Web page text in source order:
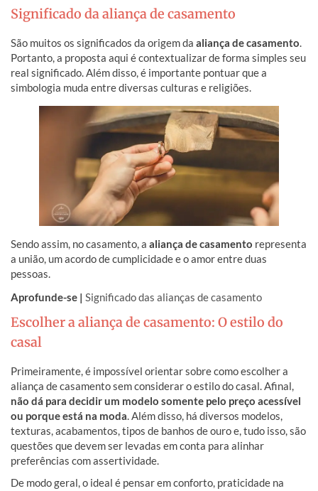
faça sentido para os dois.
cerimônia, ocorre a troca simbólica de mão,
representando a união oficial. A tradição vem da crença
na “vena amoris”, veia que ligaria esse dedo diretamente
ao coração.
O ideal é comprar com pelo menos três meses de
interna pedem ainda mais prazo. Comprar cedo evita
pressa, permite ajuste de tamanho com calma e garante
tempo hábil caso algum detalhe precise ser corrigido
Significado da aliança de casamento
São muitos os significados da origem da aliança de casamento.
Portanto, a proposta aqui é contextualizar de forma simples seu
real significado. Além disso, é importante pontuar que a
simbologia muda entre diversas culturas e religiões.
Sendo assim, no casamento, a aliança de casamento representa
a união, um acordo de cumplicidade e o amor entre duas
pessoas.
Aprofunde-se | Significado das alianças de casamento
Escolher a aliança de casamento: O estilo do
casal
Primeiramente, é impossível orientar sobre como escolher a
aliança de casamento sem considerar o estilo do casal. Afinal,
não dá para decidir um modelo somente pelo preço acessível
ou porque está na moda. Além disso, há diversos modelos,
texturas, acabamentos, tipos de banhos de ouro e, tudo isso, são
questões que devem ser levadas em conta para alinhar
preferências com assertividade.
De modo geral, o ideal é pensar em conforto, praticidade na